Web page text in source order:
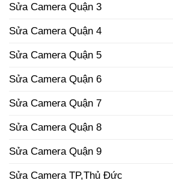
Sửa Camera Quận 3
Sửa Camera Quận 4
Sửa Camera Quận 5
Sửa Camera Quận 6
Sửa Camera Quận 7
Sửa Camera Quận 8
Sửa Camera Quận 9
Sửa Camera TP,Thủ Đức